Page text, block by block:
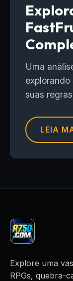
Uma
suas
LEIA
Explore uma
RPGs, quebra-